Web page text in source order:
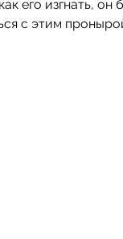
его изгнать, он
с этим